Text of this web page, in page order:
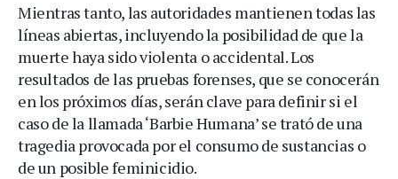
Mientras tanto, las autoridades mantienen todas las
líneas abiertas, incluyendo la posibilidad de que la
muerte haya sido violenta o accidental. Los
resultados de las pruebas forenses, que se conocerán
en los próximos días, serán clave para definir si el
caso de la llamada ‘Barbie Humana’ se trató de una
tragedia provocada por el consumo de sustancias o
de un posible feminicidio.